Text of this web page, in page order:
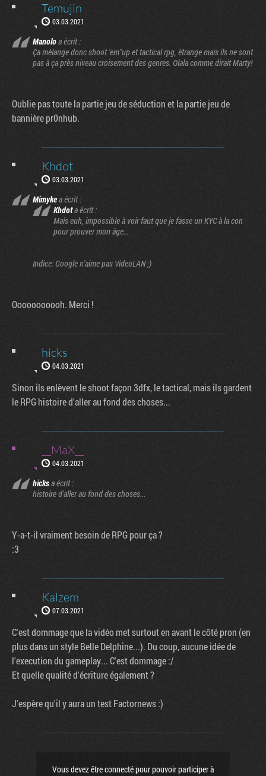
Temujin
03.03.2021
Manoloa écrit :
Ça mélange donc shoot 'em"up et tactical rpg, étrange mais ils ne sont
pas à ça près niveau croisement des genres. Olala comme dirait Marty!
Oublie pas toute la partie jeu de séduction et la partie jeu de
bannière pr0nhub.
Khdot
03.03.2021
Mimykea écrit :
Khdota écrit :
Mais euh, impossible à voir faut que je fasse un KYC à la con
pour prouver mon âge...
Indice: Google n'aime pas VideoLAN ;)
Ooooooooooh. Merci !
hicks
04.03.2021
Sinon ils enlèvent le shoot façon 3dfx, le tactical, mais ils gardent
le RPG histoire d'aller au fond des choses...
__MaX__
04.03.2021
hicksa écrit :
histoire d'aller au fond des choses...
Y-a-t-il vraiment besoin de RPG pour ça ?
:3
Kalzem
07.03.2021
C'est dommage que la vidéo met surtout en avant le côté pron (en
plus dans un style Belle Delphine...). Du coup, aucune idée de
l'execution du gameplay... C'est dommage :/
Et quelle qualité d'écriture également ?
J'espère qu'il y aura un test Factornews :)
Vous devez être connecté pour pouvoir participer à